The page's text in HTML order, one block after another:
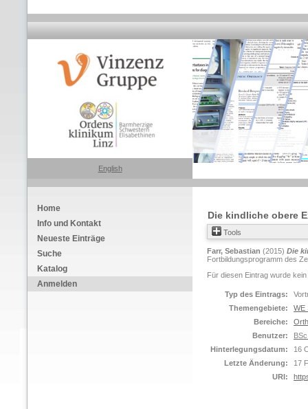
English
Home
Info und Kontakt
Neueste Einträge
Suche
Katalog
Anmelden
Die kindliche obere
Tools
Farr, Sebastian (2015) Die
Fortbildungsprogramm des
Für diesen Eintrag wurde
Typ des Eintrags:
Themengebiete:
WE
Bereiche:
Benutzer:
Hinterlegungsdatum:
16
Letzte Änderung:
17
URI: